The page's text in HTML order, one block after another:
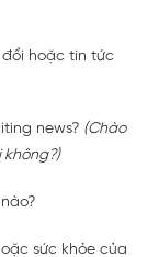
hoặc tin tức
news? (Chào
không?)
sức khỏe của